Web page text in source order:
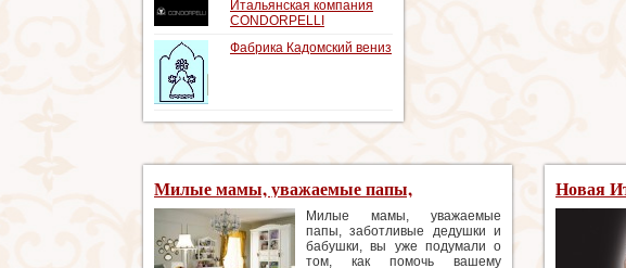
Итальянская компания
CONDORPELLI
Фабрика Кадомский вениз
Милые мамы, уважаемые папы,
заботливые дедушки и бабушки, вы уже
подумали о том, как помочь вашему
Милые мамы, уважаемые
папы, заботливые дедушки и
бабушки, вы уже подумали о
том, как помочь вашему
Новая
одежды